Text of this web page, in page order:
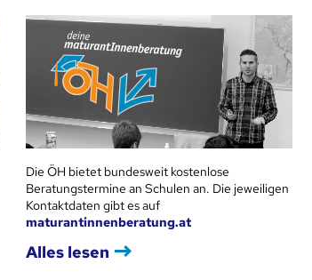
Die ÖH bietet bundesweit kostenlose
Beratungstermine an Schulen an. Die jeweiligen
Kontaktdaten gibt es auf
maturantinnenberatung.at
Alles lesen